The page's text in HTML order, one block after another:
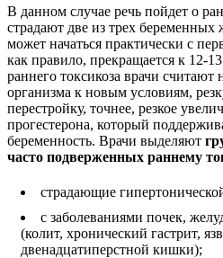
В данном случае речь пойдет о
страдают две из трех
может начаться практически с
как правило, прекращается к 12-
раннего токсикоза врачи
организма к новым условиям,
перестройку, точнее, резкое
прогестерона, который
беременность. Врачи выделяют
часто подверженных раннему
страдающие
с заболеваниями почек,
(колит, хронический гастрит,
двенадцатиперстной кишки);